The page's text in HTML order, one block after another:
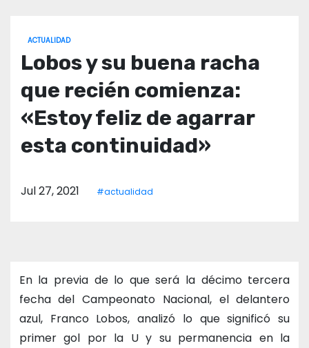
ACTUALIDAD
Lobos y su buena racha
que recién comienza:
«Estoy feliz de agarrar
esta continuidad»
Jul 27, 2021 #actualidad
En la previa de lo que será la décimo tercera
fecha del Campeonato Nacional, el delantero
azul, Franco Lobos, analizó lo que significó su
primer gol por la U y su permanencia en la